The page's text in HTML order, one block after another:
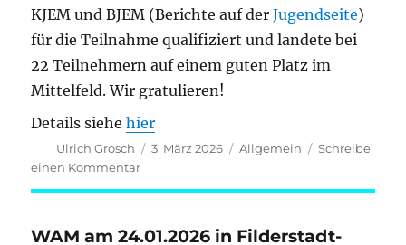
KJEM und BJEM (Berichte auf derJugendseite)
für die Teilnahme qualifiziert und landete bei
22 Teilnehmern auf einem guten Platz im
Mittelfeld. Wir gratulieren!
Details siehehier
Autor
Ulrich Grosch
Veröffentlicht
3. März 2026 Kategorien
Allgemein
Schreibe
einen Kommentarzu
WJEM
WAM am 24.01.2026 in Filderstadt-